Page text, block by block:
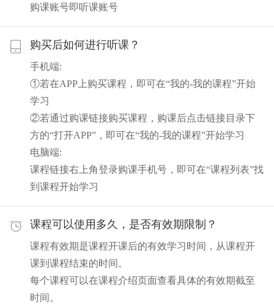
购课账号即听课账号
购买后如何进行听课？
手机端:
①若在APP上购买课程，即可在“我的-我的课程”开始
学习
②若通过购课链接购买课程，购课后点击链接目录下
方的“打开APP”，即可在“我的-我的课程”开始学习
电脑端:
课程链接右上角登录购课手机号，即可在“课程列表”找
到课程开始学习
课程可以使用多久，是否有效期限制？
课程有效期是课程开课后的有效学习时间，从课程开
课到课程结束的时间。
每个课程可以在课程介绍页面查看具体的有效期截至
时间。